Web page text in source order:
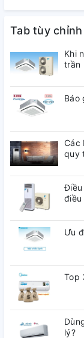
KHẢ NĂNG KẾT
Bluetooth
Kết nối
Internet
Cổng AV
HDMI
Cổng xuất
âm thanh
Cổng USB
Tab tùy chỉnh
Khi
trần
Báo
Các
quy
Điều
điều
Ưu
Top
lý?